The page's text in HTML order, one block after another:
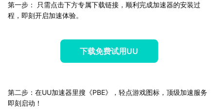
第一步： 只需点击下方专属下载链接，顺利完成加速器的安装过
程，即刻开启加速体验。
下载免费试用UU
第二步：在UU加速器里搜《PBE》，轻点游戏图标，顶级加速服务
即刻启动！